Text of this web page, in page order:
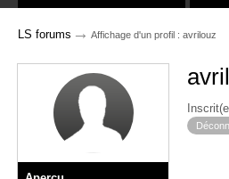
LS forums → Affichage d'un profil : avrilouz